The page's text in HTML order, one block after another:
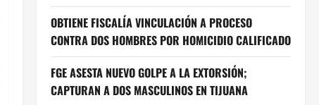
OBTIENE FISCALÍA VINCULACIÓN A PROCESO
CONTRA DOS HOMBRES POR HOMICIDIO CALIFICADO
FGE ASESTA NUEVO GOLPE A LA EXTORSIÓN;
CAPTURAN A DOS MASCULINOS EN TIJUANA